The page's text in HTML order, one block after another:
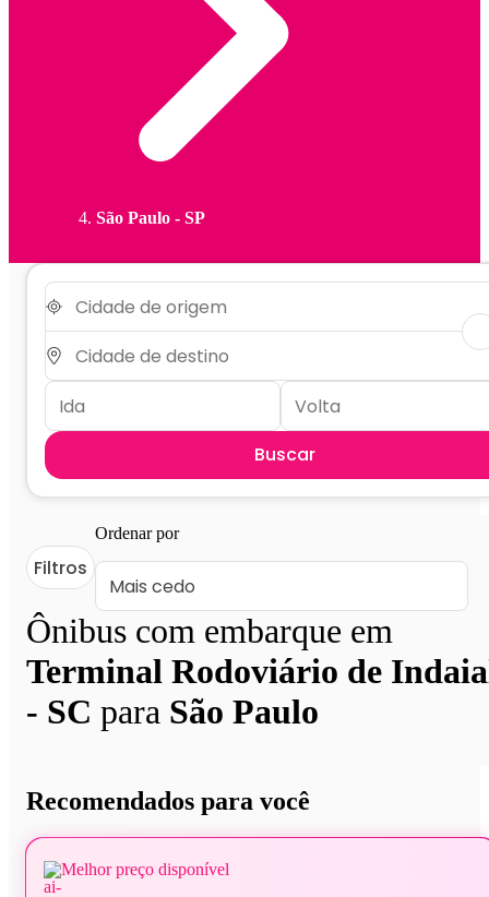
São Paulo - SP
Buscar
Ônibus com embarque em
Terminal Rodoviário de
- SC para São Paulo
Filtros
Ordenar por
Recomendados para você
Melhor preço disponível